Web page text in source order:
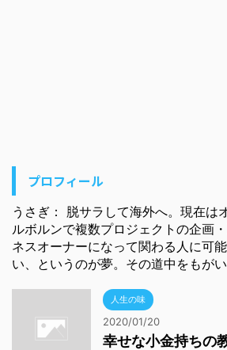
プロフィール
うさぎ： 脱サラして海外へ。現在は
ルボルンで複数プロジェクトの企画
ネスオーナーになって関わる人に可
い、というのが夢。その道中をもがい
人生の味
2020/01/20
幸せな小金持ち